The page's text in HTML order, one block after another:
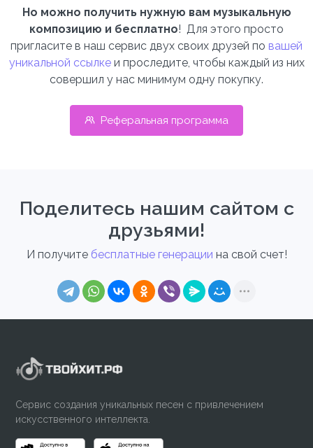
Но можно получить нужную вам музыкальную
композицию и бесплатно! Для этого просто
пригласите в наш сервис двух своих друзей по вашей
уникальной ссылкеи проследите, чтобы каждый из них
совершил у нас минимум одну покупку.
Реферальная программа
Поделитесь нашим сайтом с
друзьями!
И получите бесплатные генерации на свой счет!
Сервис создания уникальных песен с привлечением
искусственного интеллекта.